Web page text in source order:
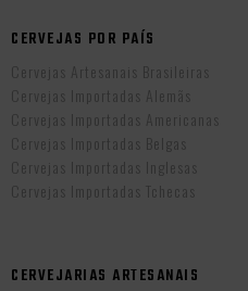
CERVEJAS POR PAÍS
Cervejas Artesanais Brasileiras
Cervejas Importadas Alemãs
Cervejas Importadas Americanas
Cervejas Importadas Belgas
Cervejas Importadas Inglesas
Cervejas Importadas Tchecas
CERVEJARIAS ARTESANAIS